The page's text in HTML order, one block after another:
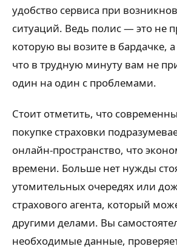
удобство сервиса при
ситуаций. Ведь полис — это не
которую вы возите в бардачке, а
что в трудную минуту вам не
один на один с проблемами.
Стоит отметить, что
покупке страховки
онлайн-пространство, что
времени. Больше нет нужды
утомительных очередях или
страхового агента, который
другими делами. Вы
необходимые данные,